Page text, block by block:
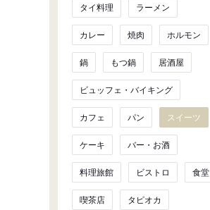
タイ料理 ラーメン
カレー 焼肉 ホルモン
鍋 もつ鍋 居酒屋
ビュッフェ・バイキング
カフェ パン スイーツ
ケーキ バー・お酒
料理旅館 ビストロ 食堂
喫茶店 タピオカ